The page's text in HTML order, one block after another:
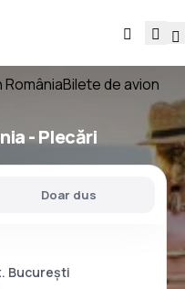
Bilete de avion
- Plecări
Doar dus